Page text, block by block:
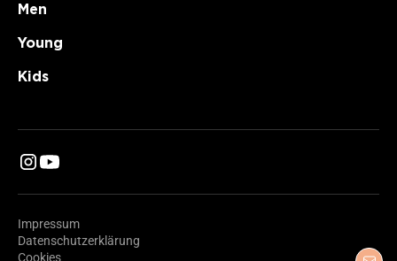
Men
Young
Kids
Impressum
Datenschutzerklärung
Cookies